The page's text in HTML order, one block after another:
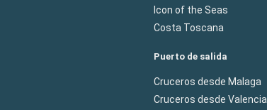
Icon of the Seas
Costa Toscana
Puerto de salida
Cruceros desde Malaga
Cruceros desde Valencia